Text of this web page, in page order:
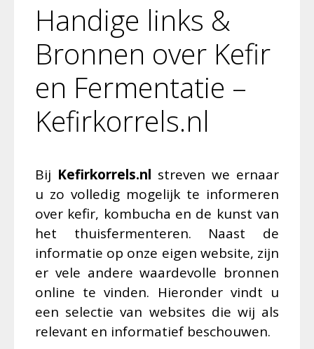
Handige links &
Bronnen over Kefir
en Fermentatie –
Kefirkorrels.nl
Bij Kefirkorrels.nl streven we ernaar
u zo volledig mogelijk te informeren
over kefir, kombucha en de kunst van
het thuisfermenteren. Naast de
informatie op onze eigen website, zijn
er vele andere waardevolle bronnen
online te vinden. Hieronder vindt u
een selectie van websites die wij als
relevant en informatief beschouwen.